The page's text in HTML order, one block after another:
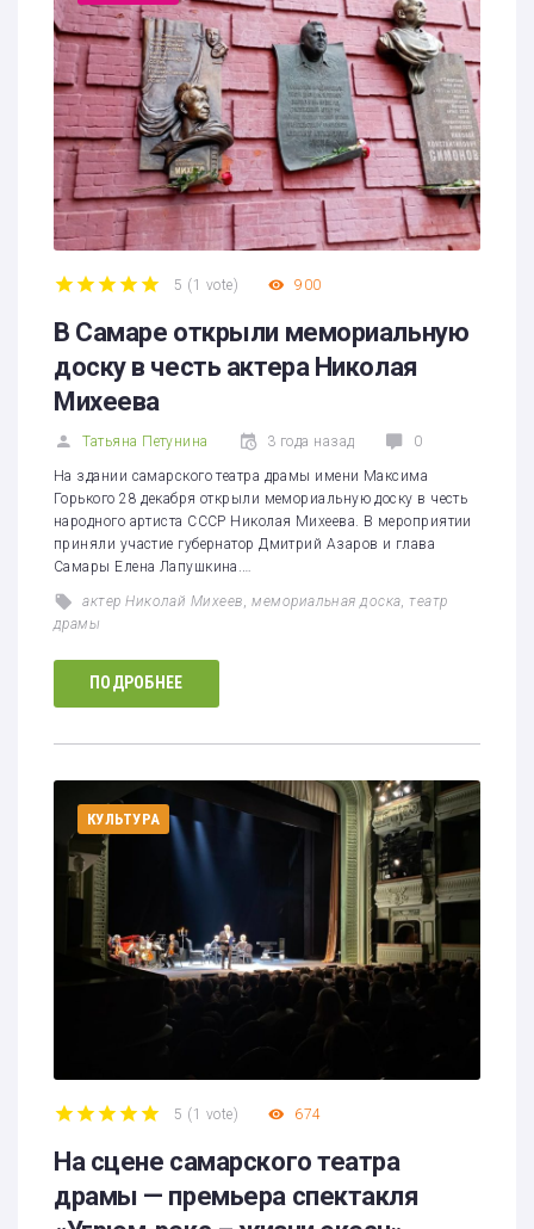
5 (1 vote) 900
В Самаре открыли мемориальную
доску в честь актера Николая
Михеева
Татьяна Петунина 3 года назад 0
На здании самарского театра драмы имени Максима
Горького 28 декабря открыли мемориальную доску в честь
народного артиста СССР Николая Михеева. В мероприятии
приняли участие губернатор Дмитрий Азаров и глава
Самары Елена Лапушкина.…
актер Николай Михеев ,мемориальная доска ,театр
драмы
ПОДРОБНЕЕ
КУЛЬТУРА
5 (1 vote) 674
На сцене самарского театра
драмы — премьера спектакля